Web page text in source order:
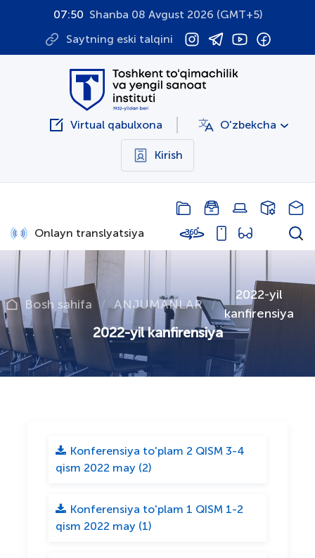
07:50 Shanba 08 Avgust 2026 (GMT+5)
Saytning eski talqini
Virtual qabulxona O'zbekcha
Kirish
Onlayn translyatsiya
Bosh sahifa ANJUMANLAR
2022-yil
kanfirensiya
2022-yil kanfirensiya
Konferensiya to'plam 2 QISM 3-4
qism 2022 may (2)
Konferensiya to'plam 1 QISM 1-2
qism 2022 may (1)